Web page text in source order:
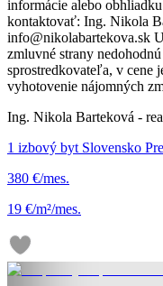
informácie alebo
kontaktovať: Ing. Nikola
info@nikolabartekova.sk
zmluvné strany
sprostredkovateľa, v cene
vyhotovenie nájomných
Ing. Nikola Barteková -
1 izbový byt Slovensko
380 €/mes.
19 €/m²/mes.